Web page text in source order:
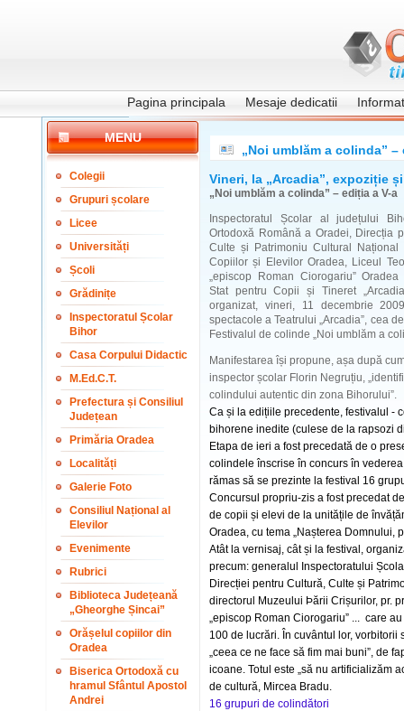
Pagina principala Mesaje dedicatii
MENU
Colegii
Grupuri școlare
Licee
Universități
Școli
Grădinițe
Inspectoratul Școlar
Bihor
Casa Corpului Didactic
M.Ed.C.T.
Prefectura și Consiliul
Județean
Primăria Oradea
Localități
Galerie Foto
Consiliul Național al
Elevilor
Evenimente
Rubrici
Biblioteca Județeană
„Gheorghe Șincai”
Orășelul copiilor din
Oradea
Biserica Ortodoxă cu
hramul Sfântul Apostol
Andrei
„Noi umblăm a colinda” –
Vineri, la „Arcadia”, expoziție
„Noi umblăm a colinda” – ediția a V-a
Inspectoratul Școlar al județului
Ortodoxă Română a Oradei, Direcția
Culte și Patrimoniu Cultural Național
Copiilor și Elevilor Oradea, Liceul
„episcop Roman Ciorogariu”
Stat pentru Copii și Tineret
organizat, vineri, 11 decembrie
spectacole a Teatrului „Arcadia”, cea
Festivalul de colinde „Noi umblăm a
Manifestarea își propune, așa după
inspector școlar Florin Negruțiu,
colindului autentic din zona Bihorului”.
Ca și la edițiile precedente, festivalul -
bihorene inedite (culese de la rapsozi
Etapa de ieri a fost precedată de o
colindele înscrise în concurs în
rămas să se prezinte la festival 16
Concursul propriu-zis a fost precedat
de copii și elevi de la unitățile de
Oradea, cu tema „Nașterea Domnului,
Atât la vernisaj, cât și la festival,
precum: generalul Inspectoratului
Direcției pentru Cultură, Culte și
directorul Muzeului Þării Crișurilor, pr.
„episcop Roman Ciorogariu” ... care
100 de lucrări. În cuvântul lor,
„ceea ce ne face să fim mai buni”, de
icoane. Totul este „să nu artificializăm
de cultură, Mircea Bradu.
16 grupuri de colindători